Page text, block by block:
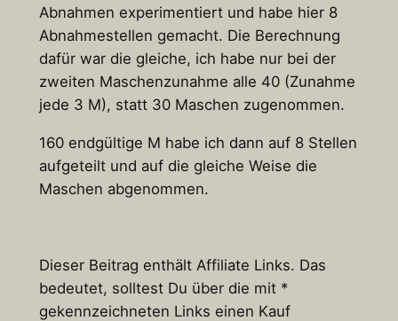
Abnahmen experimentiert und habe hier 8
Abnahmestellen gemacht. Die Berechnung
dafür war die gleiche, ich habe nur bei der
zweiten Maschenzunahme alle 40 (Zunahme
jede 3 M), statt 30 Maschen zugenommen.
160 endgültige M habe ich dann auf 8 Stellen
aufgeteilt und auf die gleiche Weise die
Maschen abgenommen.
Dieser Beitrag enthält Affiliate Links. Das
bedeutet, solltest Du über die mit *
gekennzeichneten Links einen Kauf